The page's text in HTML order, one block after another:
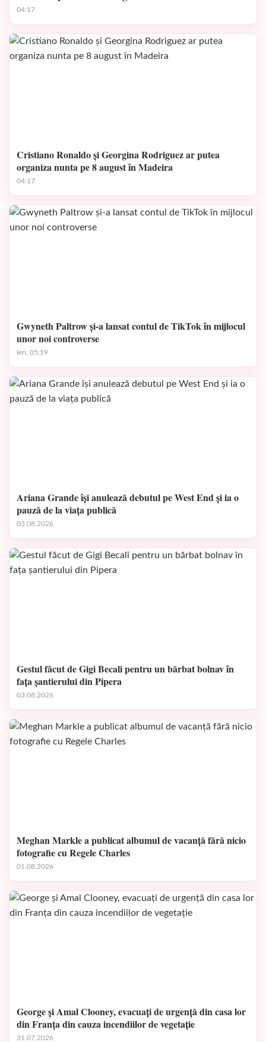
04:17
Cristiano Ronaldo și Georgina Rodriguez ar putea
organiza nunta pe 8 august în Madeira
04:17
Gwyneth Paltrow și-a lansat contul de TikTok în mijlocul
unor noi controverse
Ieri, 05:19
Ariana Grande își anulează debutul pe West End și ia o
pauză de la viața publică
03.08.2026
Gestul făcut de Gigi Becali pentru un bărbat bolnav în
fața șantierului din Pipera
03.08.2026
Meghan Markle a publicat albumul de vacanță fără nicio
fotografie cu Regele Charles
01.08.2026
George și Amal Clooney, evacuați de urgență din casa lor
din Franța din cauza incendiilor de vegetație
31.07.2026